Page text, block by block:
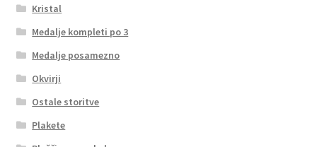
Kristal
Medalje kompleti po 3
Medalje posamezno
Okvirji
Ostale storitve
Plakete